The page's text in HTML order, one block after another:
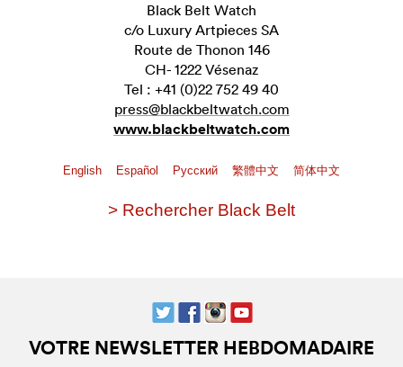
Black Belt Watch
c/o Luxury Artpieces SA
Route de Thonon 146
CH- 1222 Vésenaz
Tel : +41 (0)22 752 49 40
press@blackbeltwatch.com
www.blackbeltwatch.com
English Español Pусский 繁體中文 简体中文
> Rechercher Black Belt
VOTRE NEWSLETTER HEBDOMADAIRE